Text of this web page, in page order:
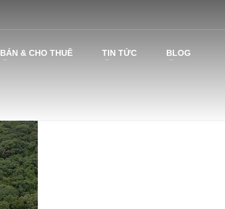
BÁN & CHO THUÊ TIN TỨC BLOG